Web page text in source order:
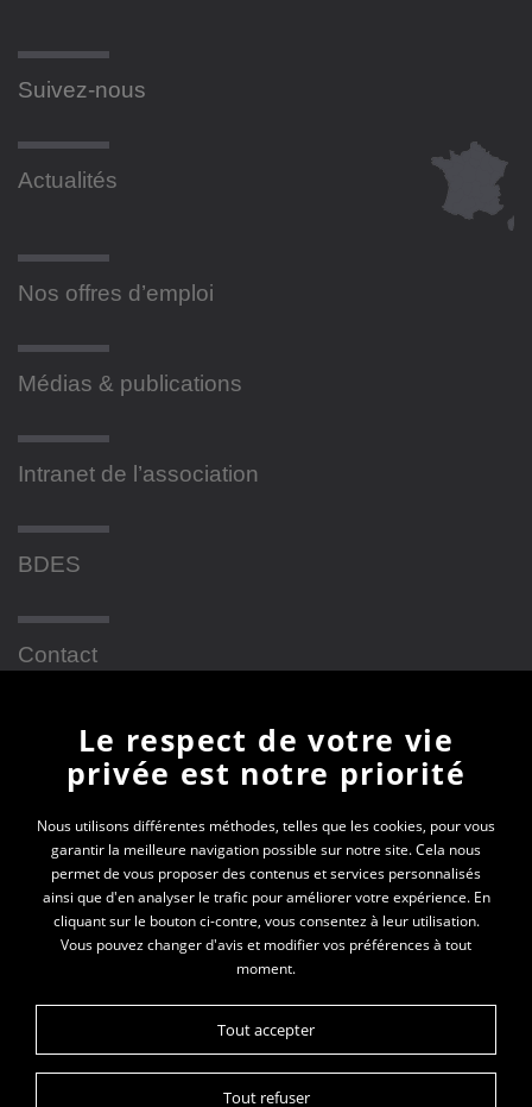
Suivez-nous
Actualités
Nos offres d’emploi
Médias & publications
Intranet de l’association
BDES
Contact
Newsletter
En vous inscrivant à la newsletter, vous recevrez
toutes les actualités des PEP 69
Votre e-mail*
Le respect de votre vie
privée est notre priorité
Nous utilisons différentes méthodes, telles que les cookies, pour vous
garantir la meilleure navigation possible sur notre site. Cela nous
permet de vous proposer des contenus et services personnalisés
ainsi que d'en analyser le trafic pour améliorer votre expérience. En
cliquant sur le bouton ci-contre, vous consentez à leur utilisation.
Vous pouvez changer d'avis et modifier vos préférences à tout
moment.
Tout accepter
Tout refuser